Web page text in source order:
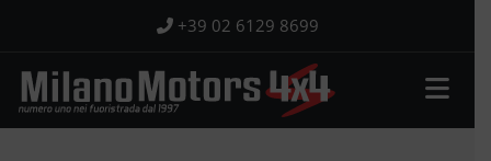
contenuto
+39 02 6129 8699